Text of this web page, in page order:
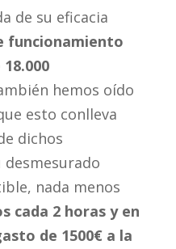
de su eficacia
funcionamiento
hemos oído
esto conlleva
dichos
nada menos
cada 2 horas y en
de 1500€ a la